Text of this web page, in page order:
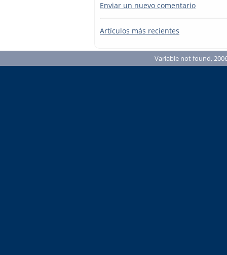
Enviar un nuevo comentario
Artículos más recientes
Variable not found,